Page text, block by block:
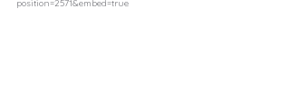
position=2571&embed=true